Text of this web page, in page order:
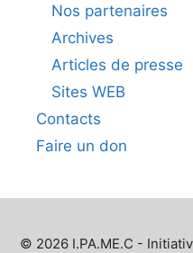
Nos partenaires
Archives
Articles de presse
Sites WEB
Contacts
Faire un don
© 2026 I.PA.ME.C -